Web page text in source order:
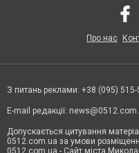
Про нас
З питань реклами: +38 (095) 515-
E-mail редакції:
Допускається цитування
0512.com.ua за умови
0512.com.ua - Сайт міста